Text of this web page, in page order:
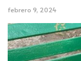
febrero 9, 2024